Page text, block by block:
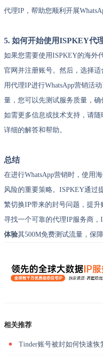
代理IP，帮助您顺利开展
5. 如何开始使用ISPKEY代
如果您需要使用ISPKEY的海外
官网并注册账号。然后，选择
用代理IP进行WhatsApp营销活
量，您可以先测试服务质量，确
如需更多信息或技术支持，请
详细的解答和帮助。
总结
在进行WhatsApp营销时，使用
风险的重要策略。ISPKEY通过
繁切换IP带来的封号问题，提
寻找一个可靠的代理IP服务商，
体验其500M免费测试流量，保
相关推荐
Tinder账号被封如何快速